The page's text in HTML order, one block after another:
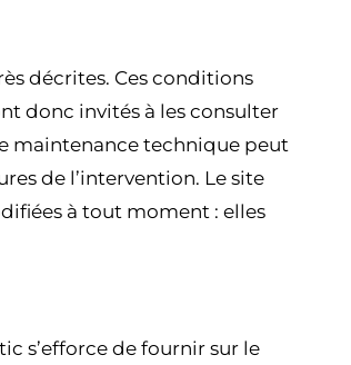
décrites. Ces conditions
donc invités à les consulter
maintenance technique peut
de l’intervention. Le site
à tout moment : elles
s’efforce de fournir sur le